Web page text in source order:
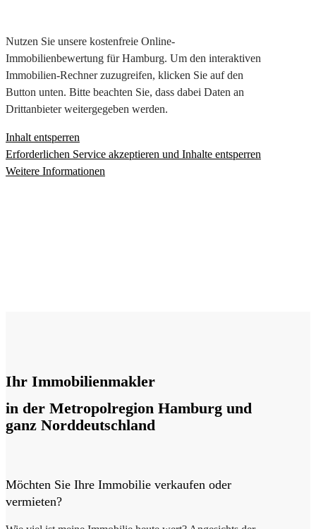
Nutzen Sie unsere kostenfreie Online-
Immobilienbewertung für Hamburg. Um den interaktiven
Immobilien-Rechner zuzugreifen, klicken Sie auf den
Button unten. Bitte beachten Sie, dass dabei Daten an
Drittanbieter weitergegeben werden.
Inhalt entsperren
Erforderlichen Service akzeptieren und Inhalte entsperren
Weitere Informationen
Ihr Immobilienmakler
in der Metropolregion Hamburg und
ganz Norddeutschland
Möchten Sie Ihre Immobilie verkaufen oder
vermieten?